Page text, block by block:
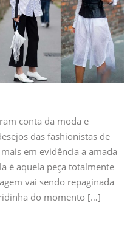
conta da moda e
das fashionistas de
em evidência a amada
é aquela peça totalmente
vai sendo repaginada
do momento […]